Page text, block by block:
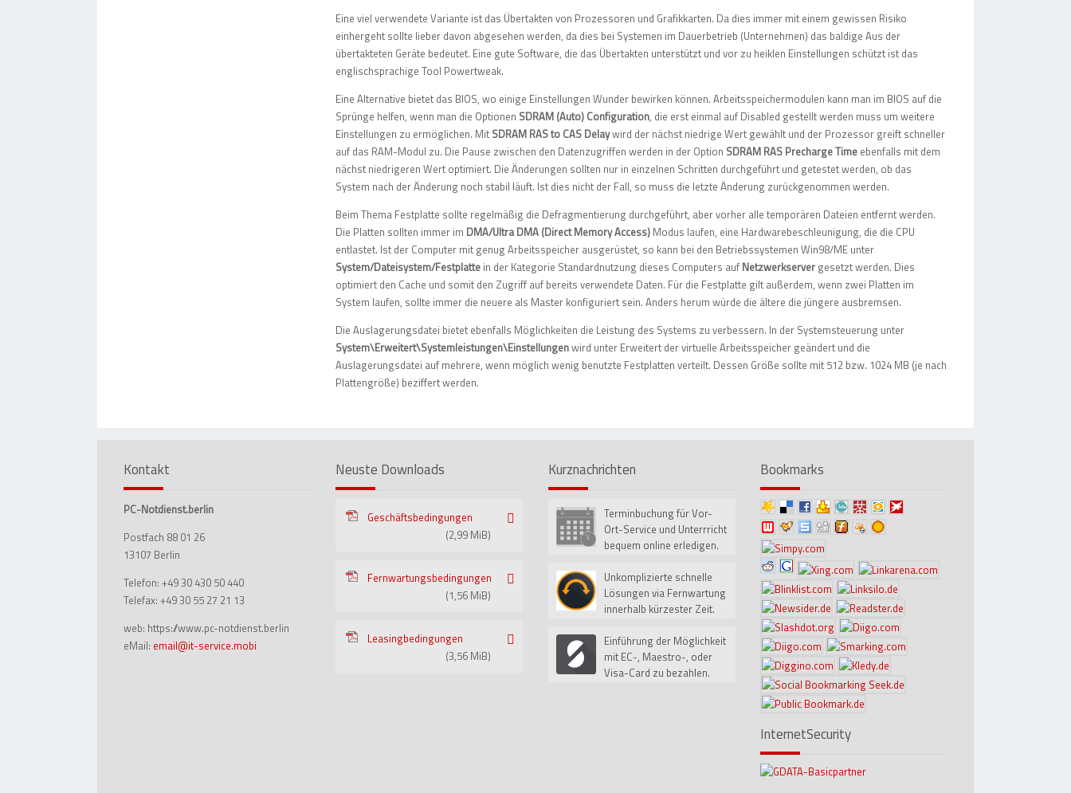
Eine viel verwendete Variante ist das Übertakten von Prozessoren und Grafikkarten. Da dies immer mit einem gewissen Risiko
einhergeht sollte lieber davon abgesehen werden, da dies bei Systemen im Dauerbetrieb (Unternehmen) das baldige Aus der
übertakteten Geräte bedeutet. Eine gute Software, die das Übertakten unterstützt und vor zu heiklen Einstellungen schützt ist das
englischsprachige Tool Powertweak.
Eine Alternative bietet das BIOS, wo einige Einstellungen Wunder bewirken können. Arbeitsspeichermodulen kann man im BIOS auf die
Sprünge helfen, wenn man die Optionen SDRAM (Auto) Configuration, die erst einmal auf Disabled gestellt werden muss um weitere
Einstellungen zu ermöglichen. Mit SDRAM RAS to CAS Delaywird der nächst niedrige Wert gewählt und der Prozessor greift schneller
auf das RAM-Modul zu. Die Pause zwischen den Datenzugriffen werden in der Option SDRAM RAS Precharge Time ebenfalls mit dem
nächst niedrigeren Wert optimiert. Die Änderungen sollten nur in einzelnen Schritten durchgeführt und getestet werden, ob das
System nach der Änderung noch stabil läuft. Ist dies nicht der Fall, so muss die letzte Änderung zurückgenommen werden.
Beim Thema Festplatte sollte regelmäßig die Defragmentierung durchgeführt, aber vorher alle temporären Dateien entfernt werden.
Die Platten sollten immer im DMA/Ultra DMA (Direct Memory Access) Modus laufen, eine Hardwarebeschleunigung, die die CPU
entlastet. Ist der Computer mit genug Arbeitsspeicher ausgerüstet, so kann bei den Betriebssystemen Win98/ME unter
System/Dateisystem/Festplatte in der Kategorie Standardnutzung dieses Computers auf Netzwerkserver gesetzt werden. Dies
optimiert den Cache und somit den Zugriff auf bereits verwendete Daten. Für die Festplatte gilt außerdem, wenn zwei Platten im
System laufen, sollte immer die neuere als Master konfiguriert sein. Anders herum würde die ältere die jüngere ausbremsen.
Die Auslagerungsdatei bietet ebenfalls Möglichkeiten die Leistung des Systems zu verbessern. In der Systemsteuerung unter
System\Erweitert\Systemleistungen\Einstellungenwird unter Erweitert der virtuelle Arbeitsspeicher geändert und die
Auslagerungsdatei auf mehrere, wenn möglich wenig benutzte Festplatten verteilt. Dessen Größe sollte mit 512 bzw. 1024 MB (je nach
Plattengröße) beziffert werden.
Kontakt
PC-Notdienst.berlin
Postfach 88 01 26
13107 Berlin
Telefon: +49 30 430 50 440
Telefax: +49 30 55 27 21 13
web: https://www.pc-notdienst.berlin
eMail: email@it-service.mobi
Neuste Downloads
Geschäftsbedingungen
(2,99 MiB)
Fernwartungsbedingungen
(1,56 MiB)
Leasingbedingungen
(3,56 MiB)
Kurznachrichten
15 Mai
Terminbuchung für Vor-
Ort-Service und Unterrricht
bequem online erledigen.
01Jan
Unkomplizierte schnelle
Lösungen via Fernwartung
innerhalb kürzester Zeit.
01Sep
Einführung der Möglichkeit
mit EC-, Maestro-, oder
Visa-Card zu bezahlen.
Bookmarks
InternetSecurity